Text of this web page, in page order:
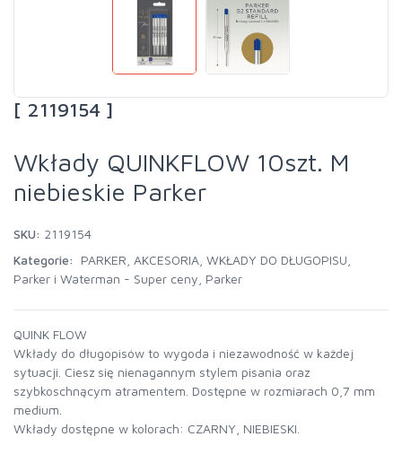
[ 2119154 ]
Wkłady QUINKFLOW 10szt. M
niebieskie Parker
SKU: 2119154
Kategorie:
PARKER AKCESORIA WKŁADY DO DŁUGOPISU
Parker i Waterman - Super ceny Parker
QUINK FLOW
Wkłady do długopisów to wygoda i niezawodność w każdej
sytuacji. Ciesz się nienagannym stylem pisania oraz
szybkoschnącym atramentem. Dostępne w rozmiarach 0,7 mm
medium.
Wkłady dostępne w kolorach: CZARNY, NIEBIESKI.